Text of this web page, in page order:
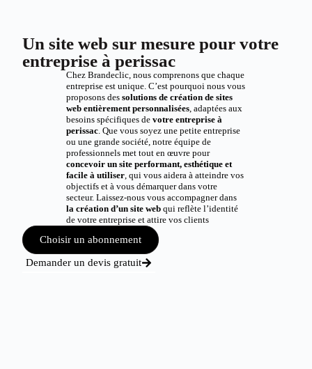
Un site web sur mesure pour votre
entreprise à perissac
Chez Brandeclic, nous comprenons que chaque
entreprise est unique. C’est pourquoi nous vous
proposons des solutions de création de sites
web entièrement personnalisées, adaptées aux
besoins spécifiques de votre entreprise à
perissac. Que vous soyez une petite entreprise
ou une grande société, notre équipe de
professionnels met tout en œuvre pour
concevoir un site performant, esthétique et
facile à utiliser, qui vous aidera à atteindre vos
objectifs et à vous démarquer dans votre
secteur. Laissez-nous vous accompagner dans
la création d’un site webqui reflète l’identité
de votre entreprise et attire vos clients
Choisir un abonnement
Demander un devis gratuit